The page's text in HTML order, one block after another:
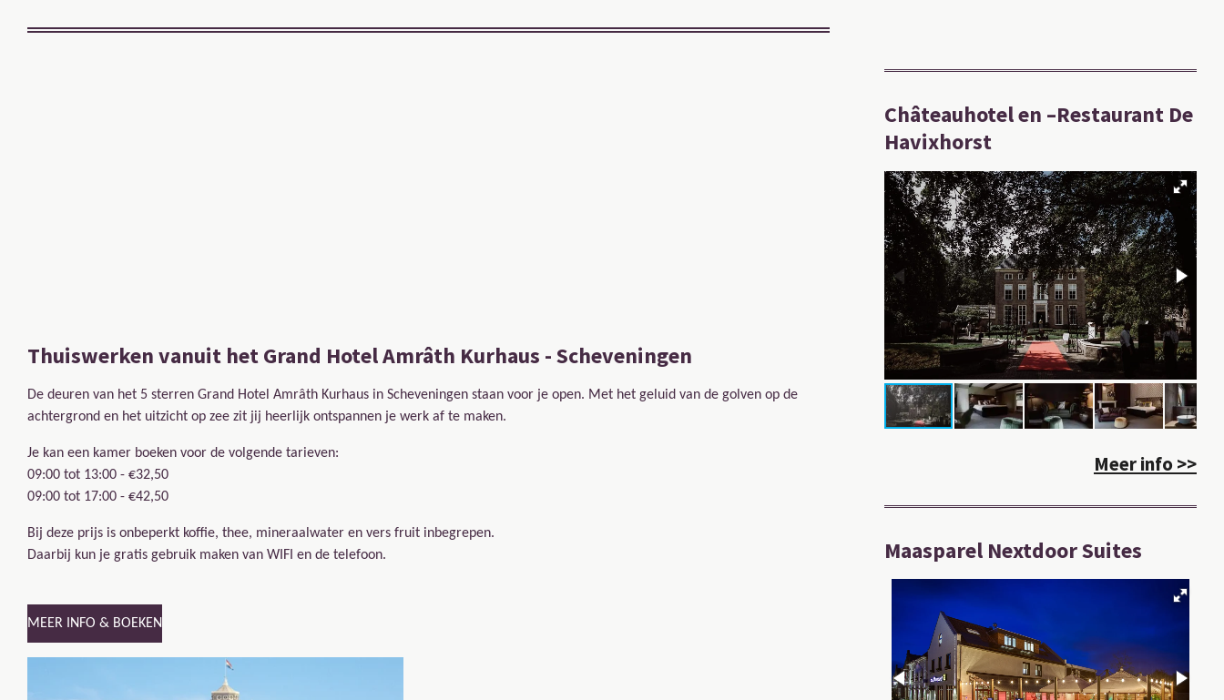
Thuiswerken vanuit hetGrand Hotel Amrâth Kurhaus - Scheveningen
De deuren van het 5 sterren Grand Hotel Amrâth Kurhaus in Scheveningen staan voor je open. Met het geluid van de golven op de
achtergrond en het uitzicht op zee zit jij heerlijk ontspannen je werk af te maken.
Je kan een kamer boeken voor de volgende tarieven:
09:00 tot 13:00 - €32,50
09:00 tot 17:00 - €42,50
Bij deze prijs is onbeperkt koffie, thee, mineraalwater en vers fruit inbegrepen.
Daarbij kun je gratis gebruik maken van WIFI en de telefoon.
MEER INFO & BOEKEN
Châteauhotel en –Restaurant De
Havixhorst
Meer info >>
Maasparel Nextdoor Suites